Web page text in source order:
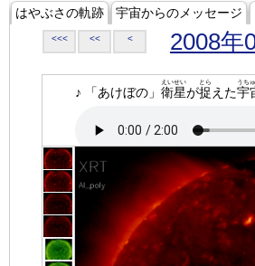
はやぶさの軌跡 宇宙からのメッセージ
<<< << < 2008年
♪ 「あけぼの」 衛星
えいせい
が捉
とら
えた宇
うち